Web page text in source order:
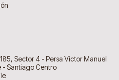
Sector 4 - Persa Victor Manuel
- Santiago Centro